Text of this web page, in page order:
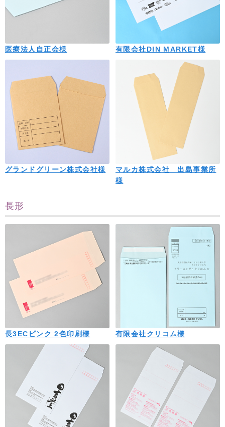
医療法人自正会様 有限会社DIN MARKET様
グランドグリーン株式会社様
マルカ株式会社 出島事業所
様
長形
長3ECピンク 2色印刷様 有限会社クリコム様